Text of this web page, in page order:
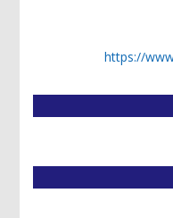
https://